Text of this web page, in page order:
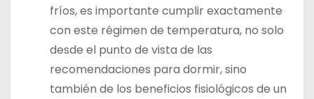
fríos, es importante cumplir exactamente
con este régimen de temperatura, no solo
desde el punto de vista de las
recomendaciones para dormir, sino
también de los beneficios fisiológicos de un